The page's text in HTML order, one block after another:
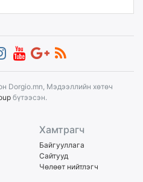
Dorgio.mn, Мэдээллийн хөтөч
бүтээсэн.
Хамтрагч
Байгууллага
Сайтууд
Чөлөөт нийтлэгч